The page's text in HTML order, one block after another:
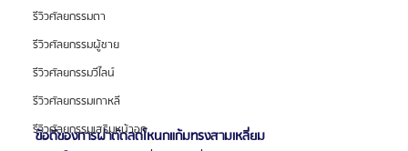
รีวิวศัลยกรรมตา
รีวิวศัลยกรรมผู้ชาย
รีวิวศัลยกรรมวีไลน์
รีวิวศัลยกรรมเกาหลี
รีวิวศัลยกรรมเสริมหน้าอก
ข้อดีของการผ่าตัดลดโหนกแก้มทรงสามเหลี่ยม